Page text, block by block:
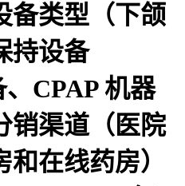
备类型（下颌
持设备
CPAP 机器
销渠道（医院
在线药房）